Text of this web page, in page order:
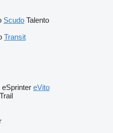
Scudo Talento
Transit
eSprinter eVito